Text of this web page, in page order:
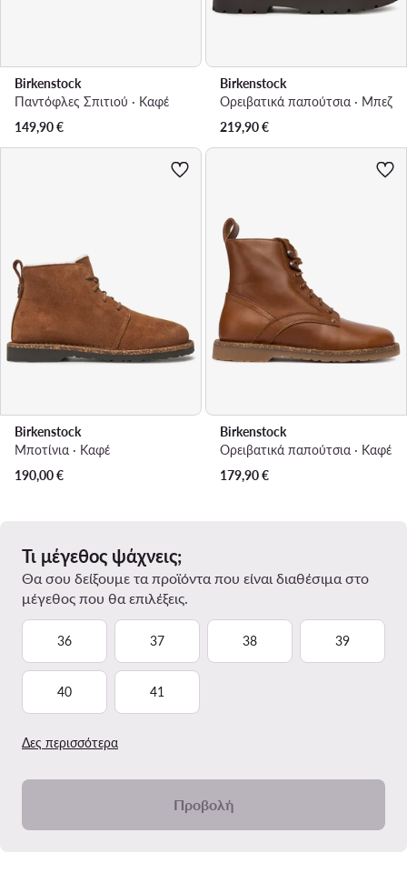
Birkenstock
Παντόφλες Σπιτιού · Καφέ
149,90€
Birkenstock
Ορειβατικά παπούτσια · Μπεζ
219,90€
Birkenstock
Μποτίνια · Καφέ
190,00€
Birkenstock
Ορειβατικά παπούτσια · Καφέ
179,90€
Τι μέγεθος ψάχνεις;
Θα σου δείξουμε τα προϊόντα που είναι διαθέσιμα στο
μέγεθος που θα επιλέξεις.
36 37 38 39
40 41
Δες περισσότερα
Προβολή